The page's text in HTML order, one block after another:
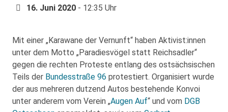
16. Juni 2020 - 12:35 Uhr
Mit einer „Karawane der Vernunft“ haben Aktivist:innen
unter dem Motto „Paradiesvögel statt Reichsadler“
gegen die rechten Proteste entlang des ostsächsischen
Teils der Bundesstraße 96 protestiert. Organisiert wurde
der aus mehreren dutzend Autos bestehende Konvoi
unter anderem vom Verein „Augen Auf“ und vom DGB